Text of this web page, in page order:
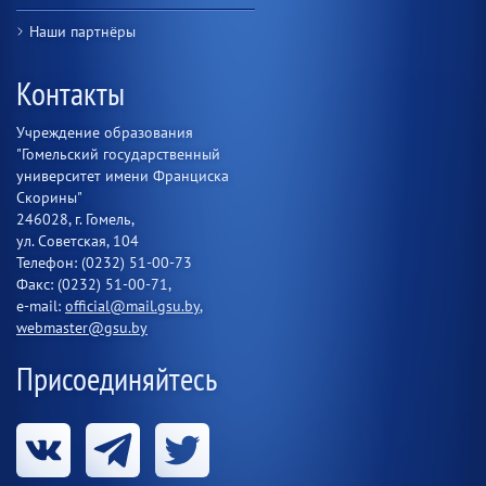
Наши партнёры
Контакты
Учреждение образования
"Гомельский государственный
университет имени Франциска
Скорины"
246028, г. Гомель,
ул. Советская, 104
Телефон: (0232) 51-00-73
Факс: (0232) 51-00-71,
e-mail: official@mail.gsu.by,
webmaster@gsu.by
Присоединяйтесь